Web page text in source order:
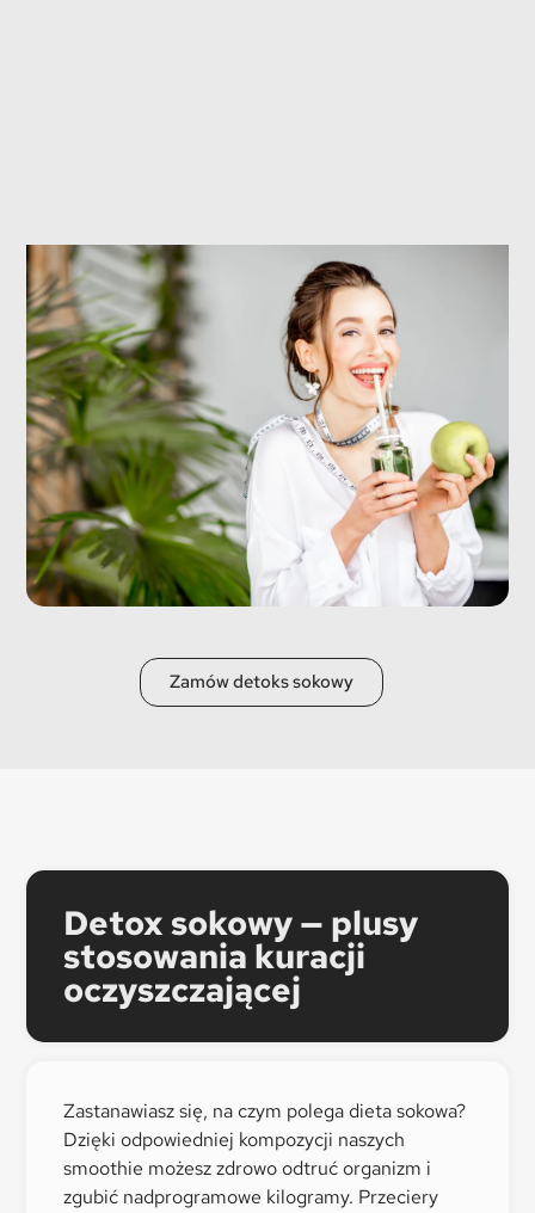
Zamów detoks sokowy
Detox sokowy — plusy
stosowania kuracji
oczyszczającej
Zastanawiasz się, na czym polega dieta sokowa?
Dzięki odpowiedniej kompozycji naszych
smoothie możesz zdrowo odtruć organizm i
zgubić nadprogramowe kilogramy. Przeciery